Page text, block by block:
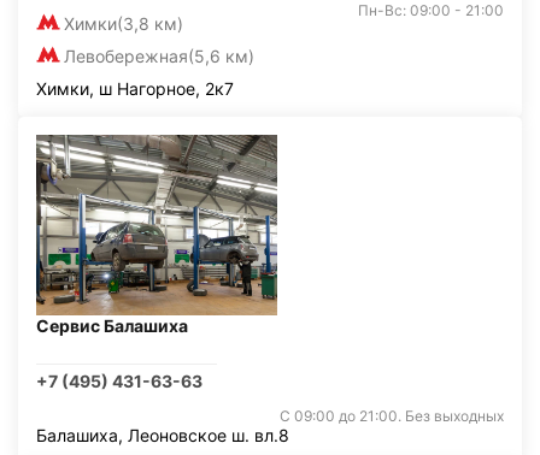
Химки(3,8 км)
Левобережная(5,6 км)
Пн-Вс: 09:00 - 21:00
Химки, ш Нагорное, 2к7
Сервис Балашиха
+7 (495) 431-63-63
С 09:00 до 21:00. Без выходных
Балашиха, Леоновское ш. вл.8